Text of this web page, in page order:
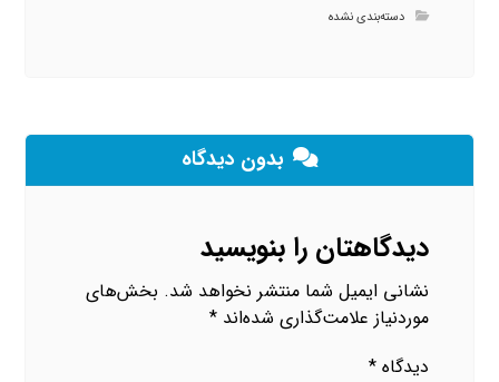
دسته‌بندی نشده
بدون دیدگاه
دیدگاهتان را بنویسید
نشانی ایمیل شما منتشر نخواهد شد. بخش‌های
موردنیاز علامت‌گذاری شده‌اند*
دیدگاه*